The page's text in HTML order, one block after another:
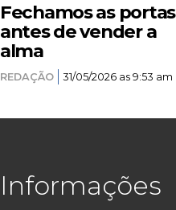
Fechamos as portas
antes de vender a
alma
REDAÇÃO 31/05/2026 as 9:53 am
Informações